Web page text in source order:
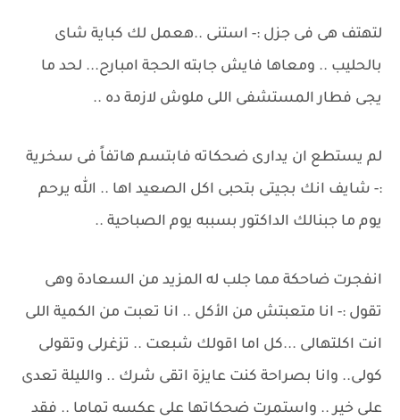
لتهتف هى فى جزل :- استنى ..هعمل لك كباية شاى
بالحليب .. ومعاها فايش جابته الحجة امبارح... لحد ما
يجى فطار المستشفى اللى ملوش لازمة ده ..
لم يستطع ان يدارى ضحكاته فابتسم هاتفاً فى سخرية
:- شايف انك بجيتى بتحبى اكل الصعيد اها .. الله يرحم
يوم ما جبنالك الداكتور بسببه يوم الصباحية ..
انفجرت ضاحكة مما جلب له المزيد من السعادة وهى
تقول :- انا متعبتش من الأكل .. انا تعبت من الكمية اللى
انت اكلتهالى ...كل اما اقولك شبعت .. تزغرلى وتقولى
كولى.. وانا بصراحة كنت عايزة اتقى شرك .. والليلة تعدى
على خير .. واستمرت ضحكاتها على عكسه تماما .. فقد